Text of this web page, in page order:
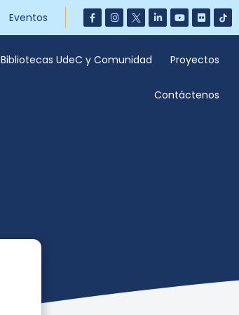
Eventos
Bibliotecas UdeC y Comunidad Proyectos
Contáctenos